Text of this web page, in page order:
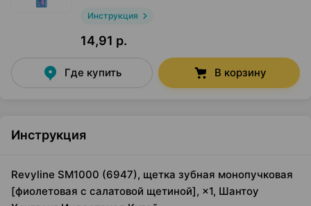
Инструкция
14,91 р.
Где купить В корзину
Инструкция
Revyline SM1000 (6947), щетка зубная монопучковая
[фиолетовая с салатовой щетиной], ×1, Шантоу